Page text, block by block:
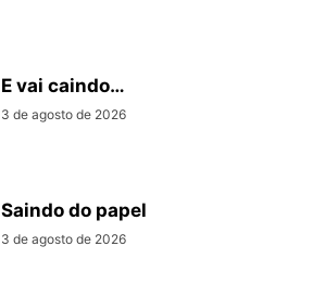
E vai caindo…
3 de agosto de 2026
Saindo do papel
3 de agosto de 2026